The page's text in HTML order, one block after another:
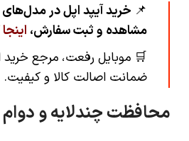
📌 خرید آیپد اپل در مدل‌های
مشاهده و ثبت سفارش،
🛒 موبایل رفعت، مرجع خرید
ضمانت اصالت کالا و کیفیت.
محافظت چندلایه و دوام